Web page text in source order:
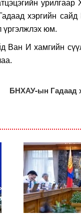
хэргийн
үргэлжлэх юм.
Ван И хамгийн
БНХАУ-ын Гадаад